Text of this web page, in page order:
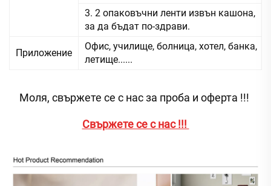
3. 2 опаковъчни ленти извън кашона,
за да бъдат по-здрави.
Приложение
Офис, училище, болница, хотел, банка,
летище......
Моля, свържете се с нас за проба и оферта !!!
Свържете се с нас !!!